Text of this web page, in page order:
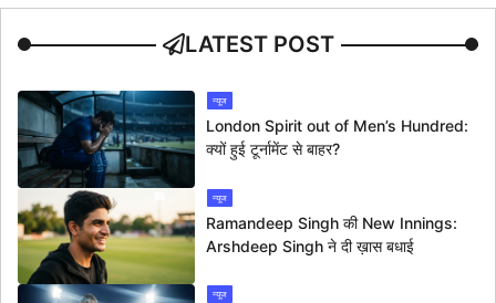
LATEST POST
न्यूज
London Spirit out of Men’s Hundred:
क्यों हुई टूर्नामेंट से बाहर?
न्यूज
Ramandeep Singh की New Innings:
Arshdeep Singh ने दी ख़ास बधाई
न्यूज